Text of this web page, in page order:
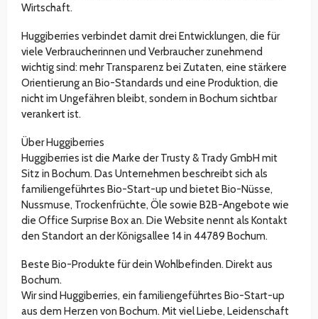
Wirtschaft.
Huggiberries verbindet damit drei Entwicklungen, die für
viele Verbraucherinnen und Verbraucher zunehmend
wichtig sind: mehr Transparenz bei Zutaten, eine stärkere
Orientierung an Bio-Standards und eine Produktion, die
nicht im Ungefähren bleibt, sondern in Bochum sichtbar
verankert ist.
Über Huggiberries
Huggiberries ist die Marke der Trusty & Trady GmbH mit
Sitz in Bochum. Das Unternehmen beschreibt sich als
familiengeführtes Bio-Start-up und bietet Bio-Nüsse,
Nussmuse, Trockenfrüchte, Öle sowie B2B-Angebote wie
die Office Surprise Box an. Die Website nennt als Kontakt
den Standort an der Königsallee 14 in 44789 Bochum.
Beste Bio-Produkte für dein Wohlbefinden. Direkt aus
Bochum.
Wir sind Huggiberries, ein familiengeführtes Bio-Start-up
aus dem Herzen von Bochum. Mit viel Liebe, Leidenschaft